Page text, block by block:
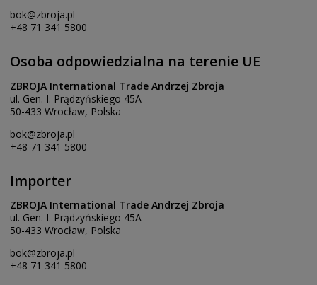
bok@zbroja.pl
+48 71 341 5800
Osoba odpowiedzialna na terenie UE
ZBROJA International Trade Andrzej Zbroja
ul. Gen. I. Prądzyńskiego 45A
50-433 Wrocław, Polska
bok@zbroja.pl
+48 71 341 5800
Importer
ZBROJA International Trade Andrzej Zbroja
ul. Gen. I. Prądzyńskiego 45A
50-433 Wrocław, Polska
bok@zbroja.pl
+48 71 341 5800